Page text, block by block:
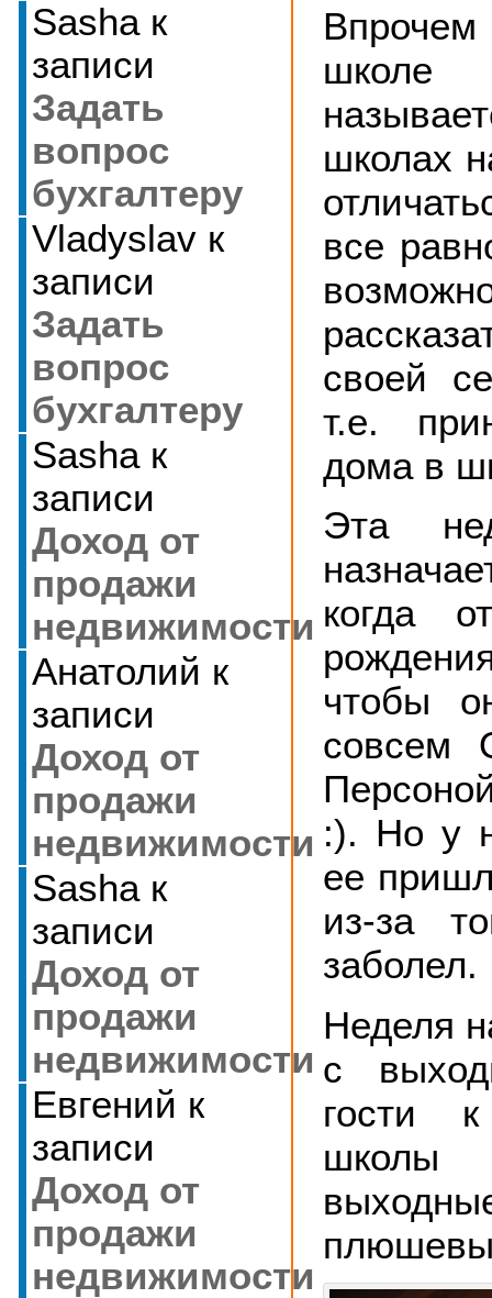
Sashaк
записи
Задать
вопрос
бухгалтеру
Vladyslavк
записи
Задать
вопрос
бухгалтеру
Sashaк
записи
Доход от
продажи
недвижимости
Анатолий к
записи
Доход от
продажи
недвижимости
Sashaк
записи
Доход от
продажи
недвижимости
Евгений к
записи
Доход от
продажи
недвижимости
школах
все
своей
т.е.
дома в
Эта
когда
чтобы
совсем
:). Но у
ее
из-за
заболел.
Неделя
с
гости